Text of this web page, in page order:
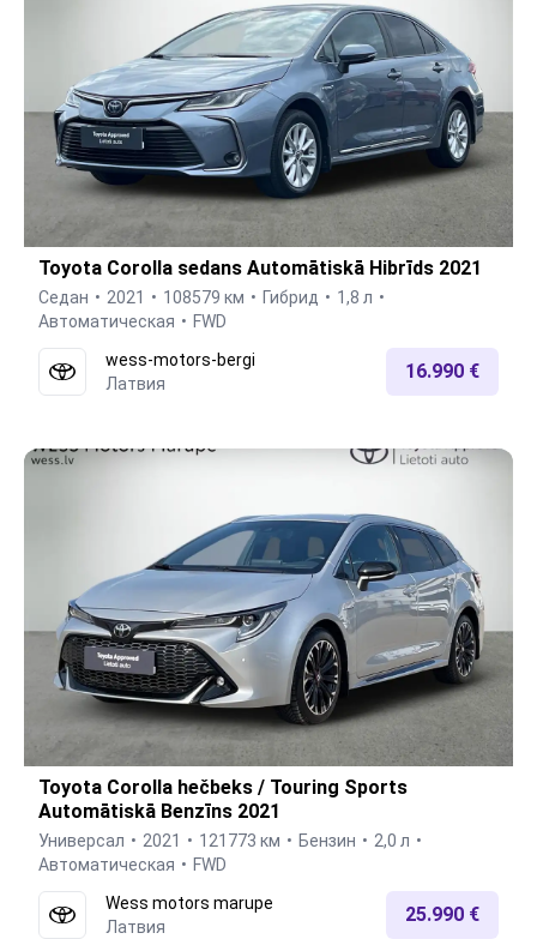
Toyota Corolla sedans Automātiskā Hibrīds 2021
Седан 2021 108579 км Гибрид
1,8 л
Автоматическая
FWD
wess-motors-bergi
Латвия
16.990 €
Toyota Corolla hečbeks / Touring Sports
Automātiskā Benzīns 2021
Универсал 2021 121773 км Бензин
2,0 л
Автоматическая
FWD
Wess motors marupe
Латвия
25.990 €